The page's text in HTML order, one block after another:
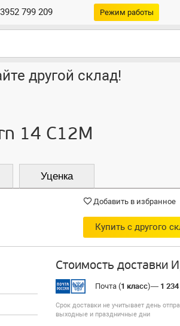
799 209 Режим работы
другой склад!
14 C12M
Уценка
Добавить в избранное
Купить с другого
Стоимость доставки
Почта (1 класс)— 1 234
Срок доставки не учитывает день
выходные и праздничные дни